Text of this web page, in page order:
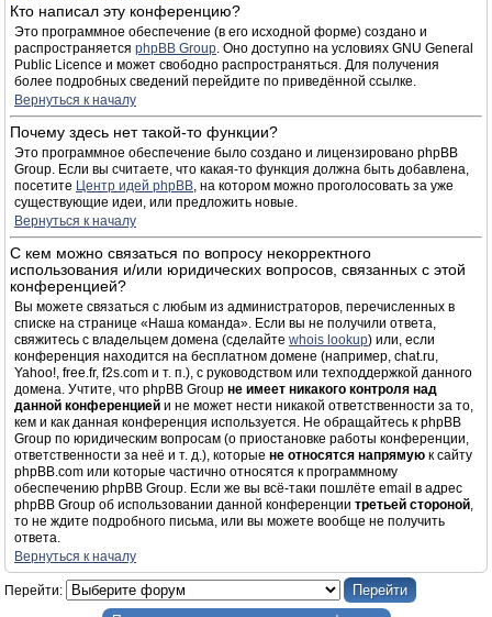
Кто написал эту конференцию?
Это программное обеспечение (в его исходной форме) создано и
распространяется phpBB Group. Оно доступно на условиях GNU General
Public Licence и может свободно распространяться. Для получения
более подробных сведений перейдите по приведённой ссылке.
Вернуться к началу
Почему здесь нет такой-то функции?
Это программное обеспечение было создано и лицензировано phpBB
Group. Если вы считаете, что какая-то функция должна быть добавлена,
посетите Центр идей phpBB, на котором можно проголосовать за уже
существующие идеи, или предложить новые.
Вернуться к началу
С кем можно связаться по вопросу некорректного
использования и/или юридических вопросов, связанных с этой
конференцией?
Вы можете связаться с любым из администраторов, перечисленных в
списке на странице «Наша команда». Если вы не получили ответа,
свяжитесь с владельцем домена (сделайте whois lookup) или, если
конференция находится на бесплатном домене (например, chat.ru,
Yahoo!, free.fr, f2s.com и т. п.), с руководством или техподдержкой данного
домена. Учтите, что phpBB Group не имеет никакого контроля над
данной конференцией и не может нести никакой ответственности за то,
кем и как данная конференция используется. Не обращайтесь к phpBB
Group по юридическим вопросам (о приостановке работы конференции,
ответственности за неё и т. д.), которые не относятся напрямую к сайту
phpBB.com или которые частично относятся к программному
обеспечению phpBB Group. Если же вы всё-таки пошлёте email в адрес
phpBB Group об использовании данной конференции третьей стороной,
то не ждите подробного письма, или вы можете вообще не получить
ответа.
Вернуться к началу
Перейти: